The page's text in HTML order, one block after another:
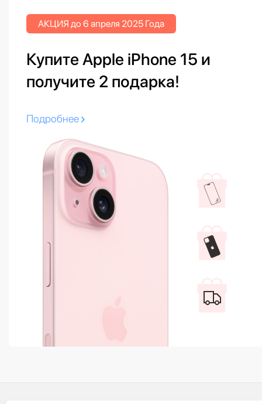
АКЦИЯ до 6 апреля 2025 Года
Купите Apple iPhone 15 и
получите 2 подарка!
Подробнее